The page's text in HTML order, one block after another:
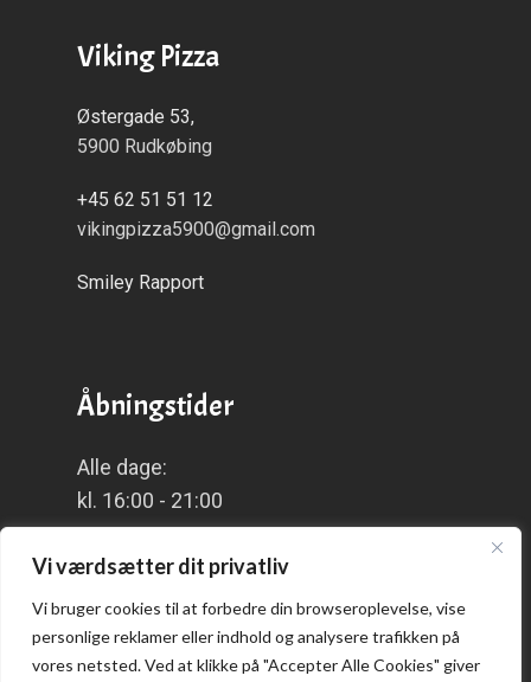
Vi værdsætter dit privatliv
Vi bruger cookies til at forbedre din browseroplevelse, vise
personlige reklamer eller indhold og analysere trafikken på
vores netsted. Ved at klikke på "Accepter Alle Cookies" giver
Viking Pizza
Østergade 53,
5900 Rudkøbing
+45 62 51 51 12
vikingpizza5900@gmail.com
Smiley Rapport
Åbningstider
Alle dage:
kl. 16:00 - 21:00
Praktisk